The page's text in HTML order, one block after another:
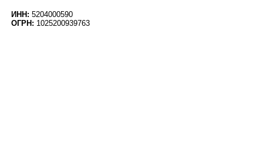
ИНН: 5204000590
ОГРН: 1025200939763